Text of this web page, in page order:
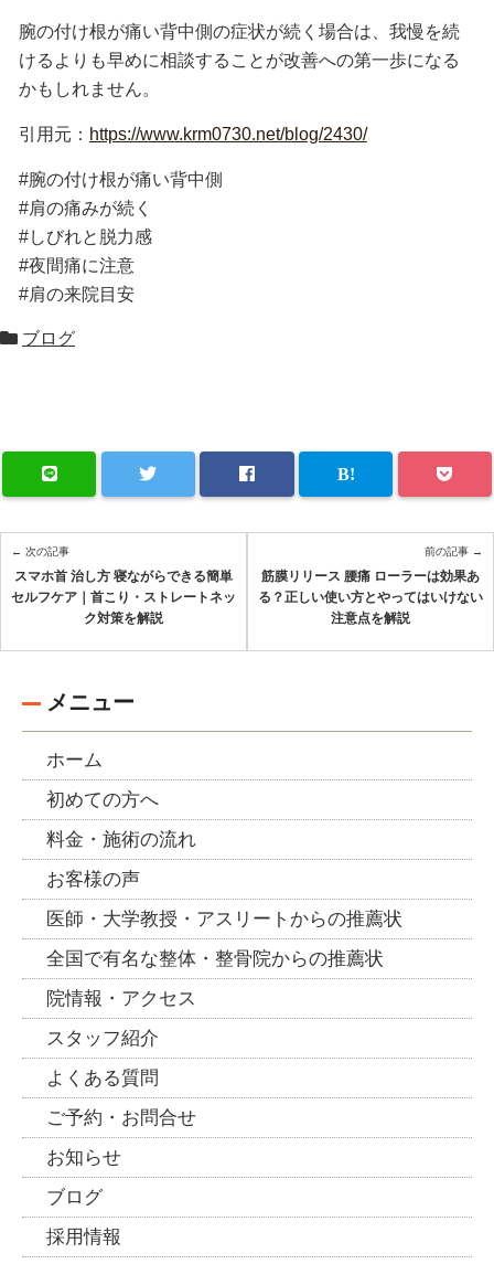
腕の付け根が痛い背中側の症状が続く場合は、我慢を続
けるよりも早めに相談することが改善への第一歩になる
かもしれません。
引用元： https://www.krm0730.net/blog/2430/
#腕の付け根が痛い背中側
#肩の痛みが続く
#しびれと脱力感
#夜間痛に注意
#肩の来院目安
ブログ
← 次の記事
スマホ首 治し方 寝ながらできる簡単
セルフケア｜首こり・ストレートネッ
ク対策を解説
前の記事 →
筋膜リリース 腰痛 ローラーは効果あ
る？正しい使い方とやってはいけない
注意点を解説
メニュー
ホーム
初めての方へ
料金・施術の流れ
お客様の声
医師・大学教授・アスリートからの推薦状
全国で有名な整体・整骨院からの推薦状
院情報・アクセス
スタッフ紹介
よくある質問
ご予約・お問合せ
お知らせ
ブログ
採用情報